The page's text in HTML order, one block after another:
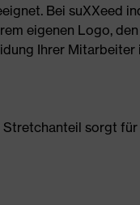
Bei suXXeed
eigenen Logo,
Ihrer Mitarbeiter
sorgt